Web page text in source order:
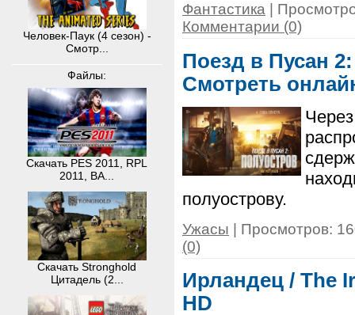
Человек-Паук (4 сезон) -
Смотр...
Файлы:
Скачать PES 2011, RPL
2011, BA...
Скачать Stronghold
Цитадель (2...
Фантастика |
Комментарии (0)
Поезд в Пусан
Смотреть
полуострову.
Ужасы | Просмотров:
(0)
Ирландец / The
HD